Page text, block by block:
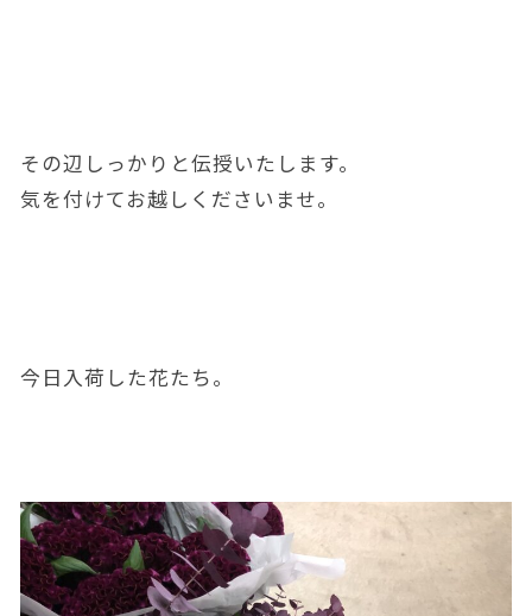
その辺しっかりと伝授いたします。
気を付けてお越しくださいませ。
今日入荷した花たち。